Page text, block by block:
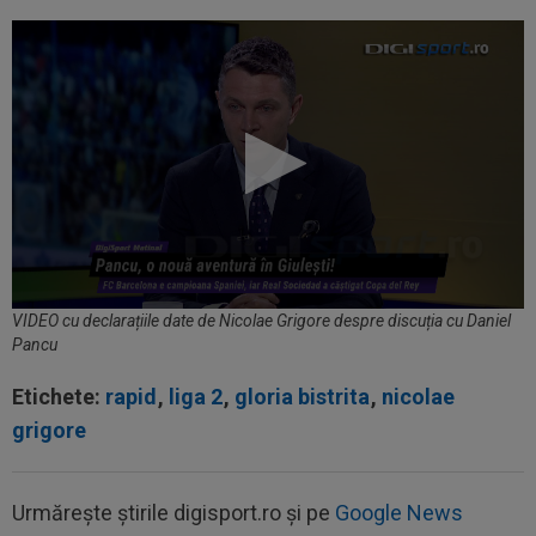
VIDEO cu declarațiile date de Nicolae Grigore despre discuția cu Daniel
Pancu
Etichete: rapid , liga 2, gloria bistrita, nicolae
grigore
Urmărește știrile digisport.ro și pe Google News